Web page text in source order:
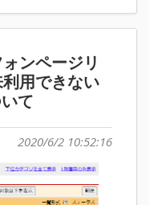
ンページリ
用できない
て
2020/6/2 10:52:16